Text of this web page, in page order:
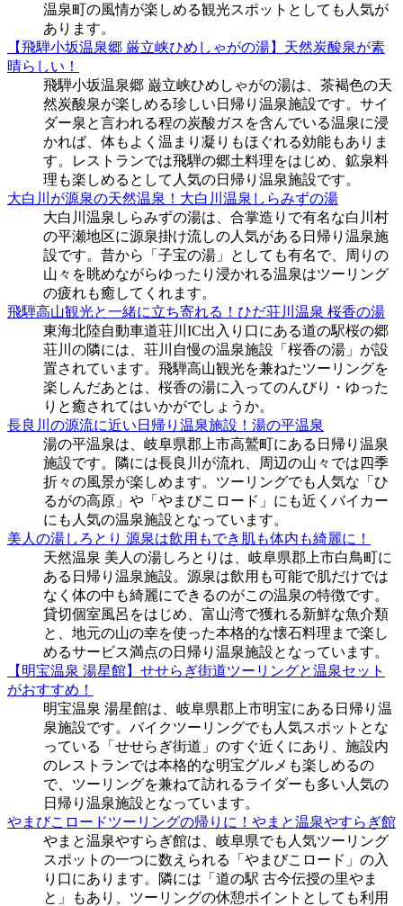
温泉町の風情が楽しめる観光スポットとしても人気が
あります。
【飛騨小坂温泉郷 厳立峡ひめしゃがの湯】天然炭酸泉が素
晴らしい！
飛騨小坂温泉郷 巌立峡ひめしゃがの湯は、茶褐色の天
然炭酸泉が楽しめる珍しい日帰り温泉施設です。サイ
ダー泉と言われる程の炭酸ガスを含んでいる温泉に浸
かれば、体もよく温まり凝りもほぐれる効能もありま
す。レストランでは飛騨の郷土料理をはじめ、鉱泉料
理も楽しめるとして人気の日帰り温泉施設です。
大白川が源泉の天然温泉！大白川温泉しらみずの湯
大白川温泉しらみずの湯は、合掌造りで有名な白川村
の平瀬地区に源泉掛け流しの人気がある日帰り温泉施
設です。昔から「子宝の湯」としても有名で、周りの
山々を眺めながらゆったり浸かれる温泉はツーリング
の疲れも癒してくれます。
飛騨高山観光と一緒に立ち寄れる！ひだ荘川温泉 桜香の湯
東海北陸自動車道荘川IC出入り口にある道の駅桜の郷
荘川の隣には、荘川自慢の温泉施設「桜香の湯」が設
置されています。飛騨高山観光を兼ねたツーリングを
楽しんだあとは、桜香の湯に入ってのんびり・ゆった
りと癒されてはいかがでしょうか。
長良川の源流に近い日帰り温泉施設！湯の平温泉
湯の平温泉は、岐阜県郡上市高鷲町にある日帰り温泉
施設です。隣には長良川が流れ、周辺の山々では四季
折々の風景が楽しめます。ツーリングでも人気な「ひ
るがの高原」や「やまびこロード」にも近くバイカー
にも人気の温泉施設となっています。
美人の湯しろとり 源泉は飲用もでき肌も体内も綺麗に！
天然温泉 美人の湯しろとりは、岐阜県郡上市白鳥町に
ある日帰り温泉施設。源泉は飲用も可能で肌だけでは
なく体の中も綺麗にできるのがこの温泉の特徴です。
貸切個室風呂をはじめ、富山湾で獲れる新鮮な魚介類
と、地元の山の幸を使った本格的な懐石料理まで楽し
めるサービス満点の日帰り温泉施設となっています。
【明宝温泉 湯星館】せせらぎ街道ツーリングと温泉セット
がおすすめ！
明宝温泉 湯星館は、岐阜県郡上市明宝にある日帰り温
泉施設です。バイクツーリングでも人気スポットとな
っている「せせらぎ街道」のすぐ近くにあり、施設内
のレストランでは本格的な明宝グルメも楽しめるの
で、ツーリングを兼ねて訪れるライダーも多い人気の
日帰り温泉施設となっています。
やまびこロードツーリングの帰りに！やまと温泉やすらぎ館
やまと温泉やすらぎ館は、岐阜県でも人気ツーリング
スポットの一つに数えられる「やまびこロード」の入
り口にあります。隣には「道の駅 古今伝授の里やま
と」もあり、ツーリングの休憩ポイントとしても利用